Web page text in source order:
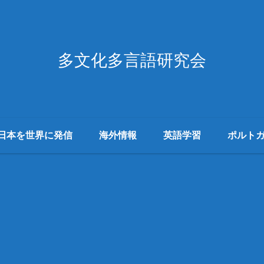
多文化多言語研究会
本を世界に発信 海外情報 英語学習 ポルト